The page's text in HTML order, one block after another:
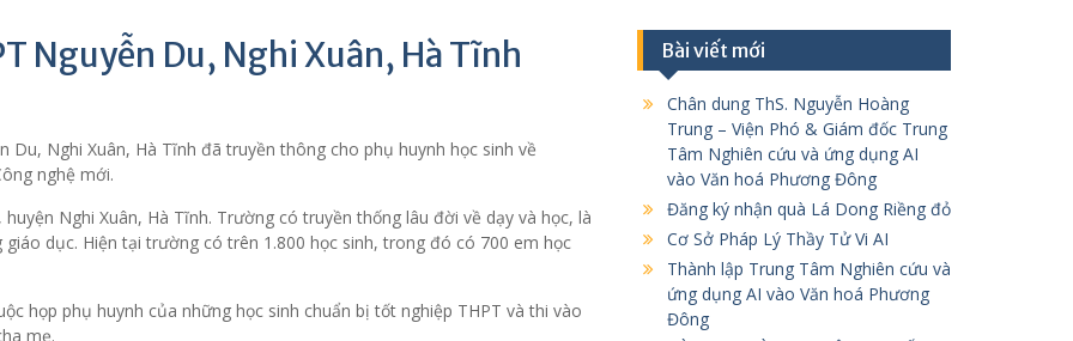
Nguyễn Du, Nghi Xuân, Hà Tĩnh
Nghi Xuân, Hà Tĩnh đã truyền thông cho phụ huynh học sinh về
nghệ mới.
Nghi Xuân, Hà Tĩnh. Trường có truyền thống lâu đời về dạy và học, là
dục. Hiện tại trường có trên 1.800 học sinh, trong đó có 700 em học
họp phụ huynh của những học sinh chuẩn bị tốt nghiệp THPT và thi vào
mẹ.
Bài viết mới
Chân dung ThS. Nguyễn Hoàng
Trung – Viện Phó & Giám đốc Trung
Tâm Nghiên cứu và ứng dụng AI
vào Văn hoá Phương Đông
Đăng ký nhận quà Lá Dong Riềng đỏ
Cơ Sở Pháp Lý Thầy Tử Vi AI
Thành lập Trung Tâm Nghiên cứu và
ứng dụng AI vào Văn hoá Phương
Đông